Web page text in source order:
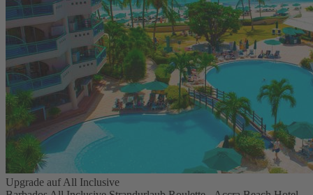
Upgrade auf All Inclusive